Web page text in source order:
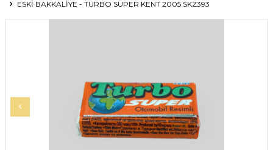
ESKI BAKKALIYE - TURBO SÜPER KENT 2005 SKZ393